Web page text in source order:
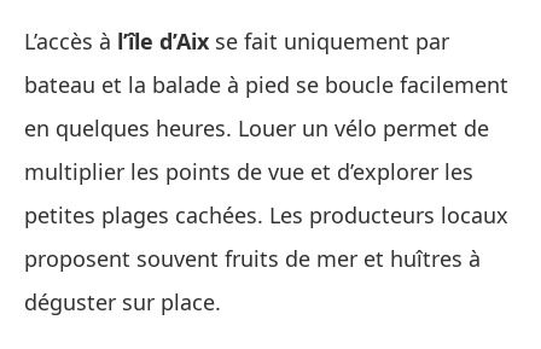
L’accès à l’île d’Aix se fait uniquement par
bateau et la balade à pied se boucle facilement
en quelques heures. Louer un vélo permet de
multiplier les points de vue et d’explorer les
petites plages cachées. Les producteurs locaux
proposent souvent fruits de mer et huîtres à
déguster sur place.